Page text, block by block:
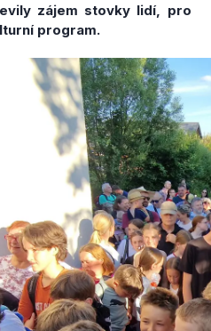
zájem stovky lidí, pro
program.